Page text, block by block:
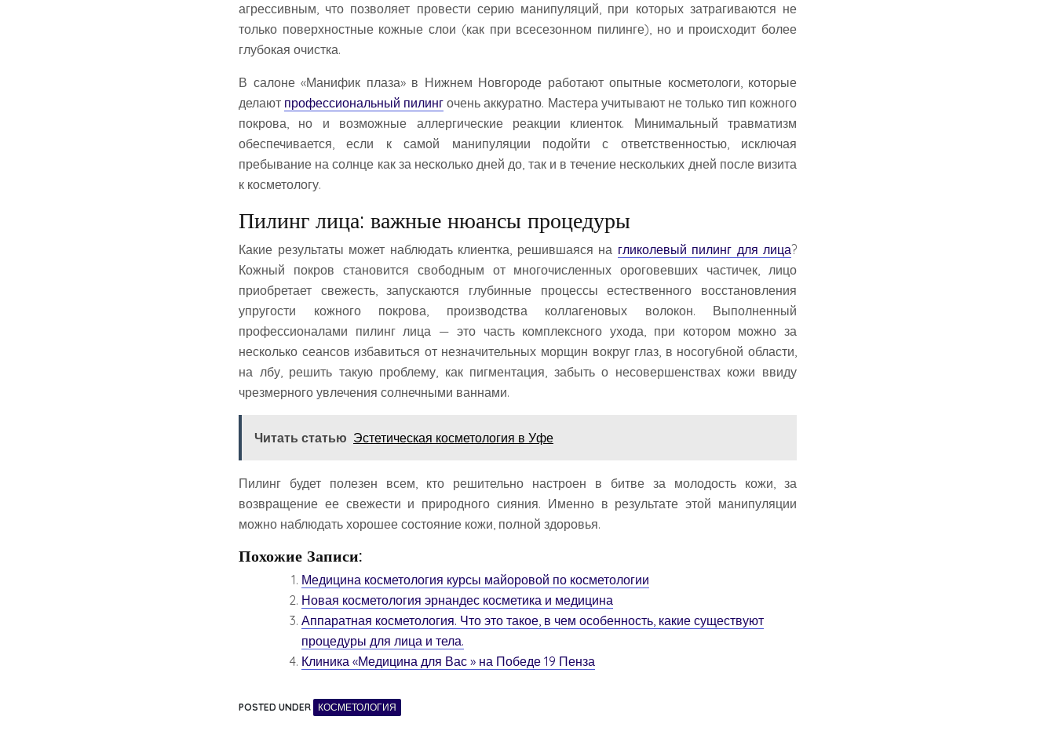
агрессивным, что позволяет провести серию манипуляций, при которых затрагиваются не
только поверхностные кожные слои (как при всесезонном пилинге), но и происходит более
глубокая очистка.
В салоне «Манифик плаза» в Нижнем Новгороде работают опытные косметологи, которые
делают профессиональный пилинг очень аккуратно. Мастера учитывают не только тип кожного
покрова, но и возможные аллергические реакции клиенток. Минимальный травматизм
обеспечивается, если к самой манипуляции подойти с ответственностью, исключая
пребывание на солнце как за несколько дней до, так и в течение нескольких дней после визита
к косметологу.
Пилинг лица: важные нюансы процедуры
Какие результаты может наблюдать клиентка, решившаяся на гликолевый пилинг для лица?
Кожный покров становится свободным от многочисленных ороговевших частичек, лицо
приобретает свежесть, запускаются глубинные процессы естественного восстановления
упругости кожного покрова, производства коллагеновых волокон. Выполненный
профессионалами пилинг лица — это часть комплексного ухода, при котором можно за
несколько сеансов избавиться от незначительных морщин вокруг глаз, в носогубной области,
на лбу, решить такую проблему, как пигментация, забыть о несовершенствах кожи ввиду
чрезмерного увлечения солнечными ваннами.
Читать статью Эстетическая косметология в Уфе
Пилинг будет полезен всем, кто решительно настроен в битве за молодость кожи, за
возвращение ее свежести и природного сияния. Именно в результате этой манипуляции
можно наблюдать хорошее состояние кожи, полной здоровья.
Похожие Записи:
Медицина косметология курсы майоровой по косметологии
Новая косметология эрнандес косметика и медицина
Аппаратная косметология. Что это такое, в чем особенность, какие существуют
процедуры для лица и тела.
Клиника «Медицина для Вас » на Победе 19 Пенза
POSTED UNDER КОСМЕТОЛОГИЯ